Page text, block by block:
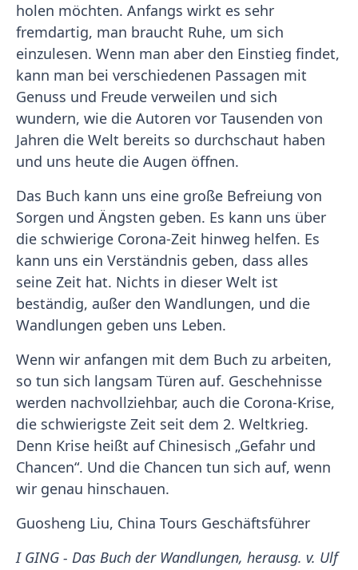
holen möchten. Anfangs wirkt es sehr
fremdartig, man braucht Ruhe, um sich
einzulesen. Wenn man aber den Einstieg findet,
kann man bei verschiedenen Passagen mit
Genuss und Freude verweilen und sich
wundern, wie die Autoren vor Tausenden von
Jahren die Welt bereits so durchschaut haben
und uns heute die Augen öffnen.
Das Buch kann uns eine große Befreiung von
Sorgen und Ängsten geben. Es kann uns über
die schwierige Corona-Zeit hinweg helfen. Es
kann uns ein Verständnis geben, dass alles
seine Zeit hat. Nichts in dieser Welt ist
beständig, außer den Wandlungen, und die
Wandlungen geben uns Leben.
Wenn wir anfangen mit dem Buch zu arbeiten,
so tun sich langsam Türen auf. Geschehnisse
werden nachvollziehbar, auch die Corona-Krise,
die schwierigste Zeit seit dem 2. Weltkrieg.
Denn Krise heißt auf Chinesisch „Gefahr und
Chancen“. Und die Chancen tun sich auf, wenn
wir genau hinschauen.
Guosheng Liu, China Tours Geschäftsführer
I GING - Das Buch der Wandlungen, herausg. v. Ulf